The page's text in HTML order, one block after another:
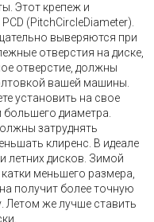
Этот крепеж и
(PitchCircleDiameter).
выверяются при
отверстия на диске,
отверстие, должны
вашей машины.
установить на свое
большего диаметра.
затруднять
клиренс. В идеале
летних дисков. Зимой
меньшего размера,
получит более точную
Летом же лучше ставить